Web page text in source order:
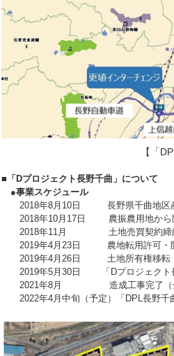
【「
■「Dプロジェクト長野千曲」について
●事業スケジュール
2018年8月10日
長野県千曲地区
2018年10月17日 農振農用地から
2018年11月 土地売買契約締
2019年4月23日 農地転用許可・
2019年4月26日 土地所有権移転
2019年5月30日 「Dプロジェクト
2021年8月 造成工事完了（全
2022年4月中旬（予定）「DPL長野千